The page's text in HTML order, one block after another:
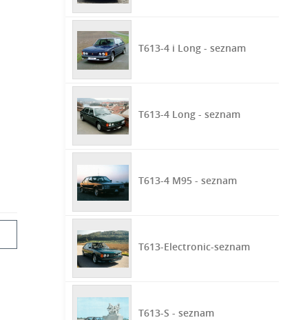
T613-4 i Long - seznam
T613-4 Long - seznam
T613-4 M95 - seznam
T613-Electronic-seznam
T613-S - seznam